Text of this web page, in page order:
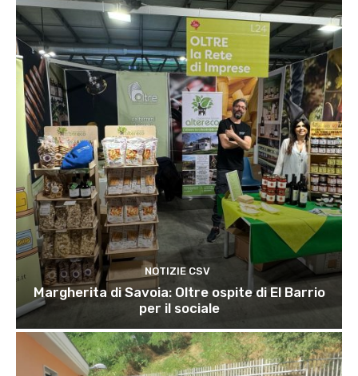
NOTIZIE CSV
Margherita di Savoia: Oltre ospite di El Barrio
per il sociale